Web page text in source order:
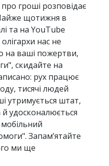
гроші розповідає
щотижня в
та на YouTube
нас не
на ваші пожертви,
скидайте на
рух працює
тисячі людей
утримується штат,
удосконалюється
Запам’ятайте
ми ще